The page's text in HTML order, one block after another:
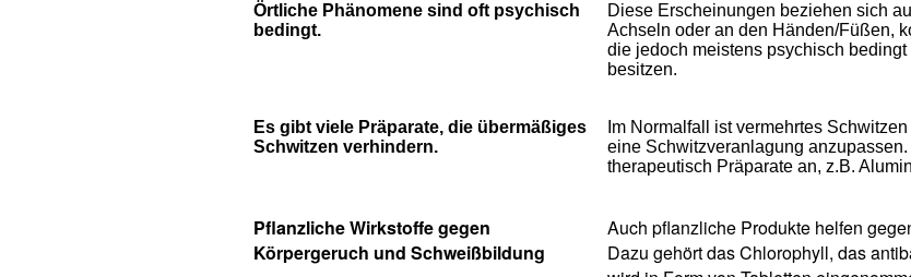
Örtliche Phänomene sind oft psychisch
bedingt.
Diese Erscheinungen beziehen sich
Achseln oder an den Händen/Füßen,
die jedoch meistens psychisch
besitzen.
Es gibt viele Präparate, die übermäßiges
Schwitzen verhindern.
Im Normalfall ist vermehrtes
eine Schwitzveranlagung
therapeutisch Präparate an, z.B.
Pflanzliche Wirkstoffe gegen
Körpergeruch und Schweißbildung
Auch pflanzliche Produkte helfen
Dazu gehört das Chlorophyll, das